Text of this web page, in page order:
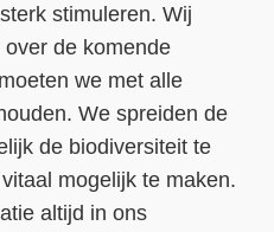
stimuleren. Wij
de komende
we met alle
We spreiden de
de biodiversiteit te
mogelijk te maken.
altijd in ons